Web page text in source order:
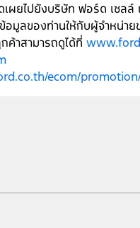
ยไปยังบริษัท ฟอร์ด เซลล์
มูลของท่านให้กับผู้จำหน่
ค้าสามารถดูได้ที่
ecom/